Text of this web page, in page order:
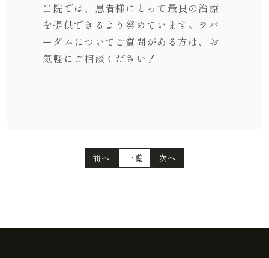
当院では、患者様にとって最良の治療
を提供できるよう努めています。ラバ
ーダムについてご質問がある方は、お
気軽にご相談ください！
前へ 一覧 次へ